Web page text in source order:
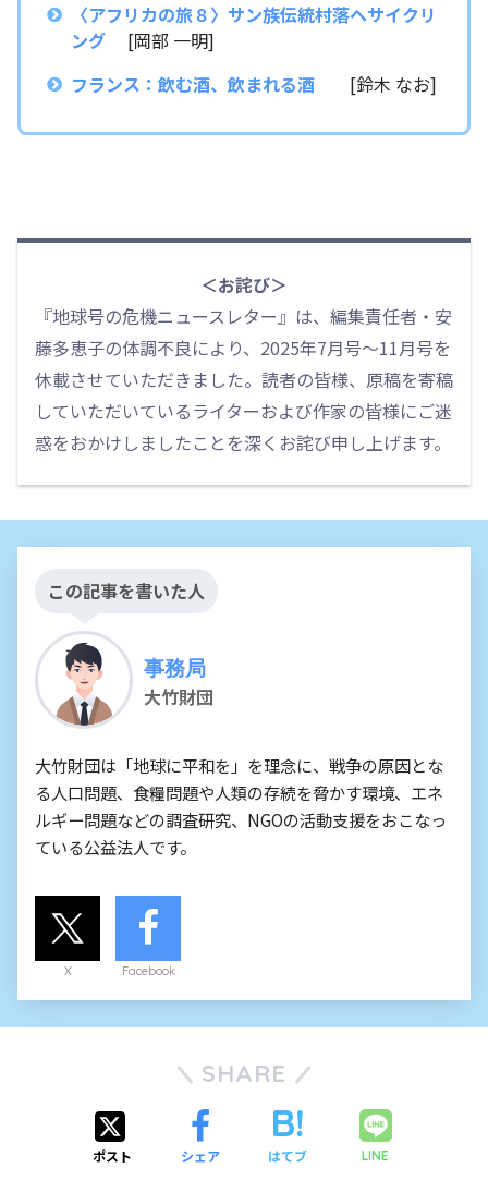
〈アフリカの旅８〉サン族伝統村落へサイクリ
ング
[岡部 一明]
フランス：飲む酒、飲まれる酒
[鈴木 なお]
＜お詫び＞
『地球号の危機ニュースレター』は、編集責任者・安
藤多恵子の体調不良により、2025年7月号〜11月号を
休載させていただきました。読者の皆様、原稿を寄稿
していただいているライターおよび作家の皆様にご迷
惑をおかけしましたことを深くお詫び申し上げます。
この記事を書いた人
事務局
大竹財団
大竹財団は「地球に平和を」を理念に、戦争の原因とな
る人口問題、食糧問題や人類の存続を脅かす環境、エネ
ルギー問題などの調査研究、NGOの活動支援をおこなっ
ている公益法人です。
X Facebook
SHARE
ポスト シェア はてブ LINE